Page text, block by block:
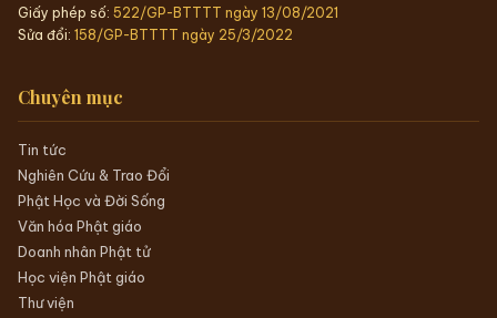
Giấy phép số: 522/GP-BTTTT ngày 13/08/2021
Sửa đổi: 158/GP-BTTTT ngày 25/3/2022
Chuyên mục
Tin tức
Nghiên Cứu & Trao Đổi
Phật Học và Đời Sống
Văn hóa Phật giáo
Doanh nhân Phật tử
Học viện Phật giáo
Thư viện